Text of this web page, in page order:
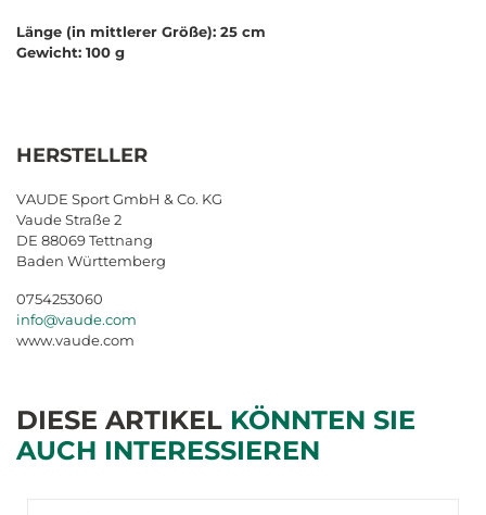
Länge (in mittlerer Größe): 25 cm
Gewicht: 100 g
HERSTELLER
VAUDE Sport GmbH & Co. KG
Vaude Straße 2
DE 88069 Tettnang
Baden Württemberg
0754253060
info@vaude.com
www.vaude.com
DIESE ARTIKEL KÖNNTEN SIE
AUCH INTERESSIEREN